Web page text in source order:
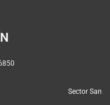
Sector San